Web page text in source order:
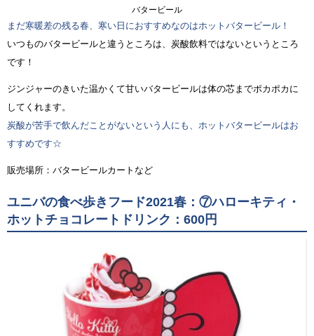
バタービール
まだ寒暖差の残る春、寒い日におすすめなのはホットバタービール！
いつものバタービールと違うところは、炭酸飲料ではないというところ
です！
ジンジャーのきいた温かくて甘いバタービールは体の芯までポカポカに
してくれます。
炭酸が苦手で飲んだことがないという人にも、ホットバタービールはお
すすめです☆
販売場所：バタービールカートなど
ユニバの食べ歩きフード2021春：⑦ハローキティ・
ホットチョコレートドリンク：600円